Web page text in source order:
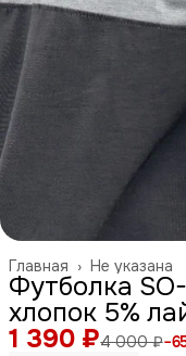
Не указана
Главная ›
Футболка
хлопок 5%
1 390 ₽4 000 ₽−